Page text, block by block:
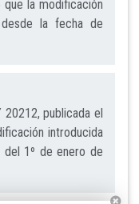
la modificación
la fecha de
publicada el
introducida
1º de enero de